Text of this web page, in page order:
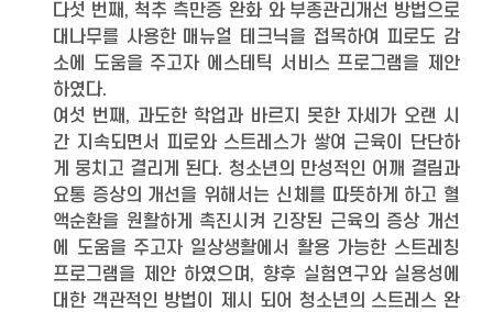
다섯 번째, 척추 측만증 완화 와 부종관리개선 방법으로
대나무를 사용한 매뉴얼 테크닉을 접목하여 피로도 감
소에 도움을 주고자 에스테틱 서비스 프로그램을 제안
하였다.
여섯 번째, 과도한 학업과 바르지 못한 자세가 오랜 시
간 지속되면서 피로와 스트레스가 쌓여 근육이 단단하
게 뭉치고 결리게 된다. 청소년의 만성적인 어깨 결림과
요통 증상의 개선을 위해서는 신체를 따뜻하게 하고 혈
액순환을 원활하게 촉진시켜 긴장된 근육의 증상 개선
에 도움을 주고자 일상생활에서 활용 가능한 스트레칭
프로그램을 제안 하였으며, 향후 실험연구와 실용성에
대한 객관적인 방법이 제시 되어 청소년의 스트레스 완